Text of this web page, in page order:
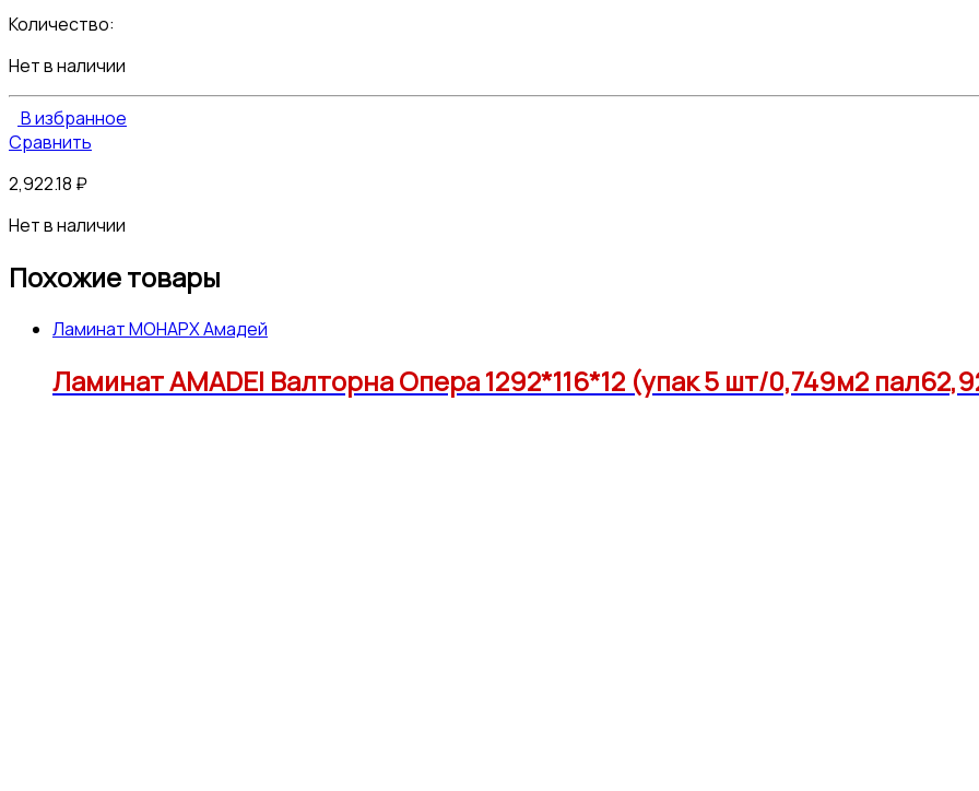
Количество:
Нет в наличии
В избранное
Сравнить
2,922.18 ₽
Нет в наличии
Похожие товары
Ламинат МОНАРХ Амадей
Ламинат AMADEI Валторна Опера 1292*116*12 (упак 5 шт/0,749м2